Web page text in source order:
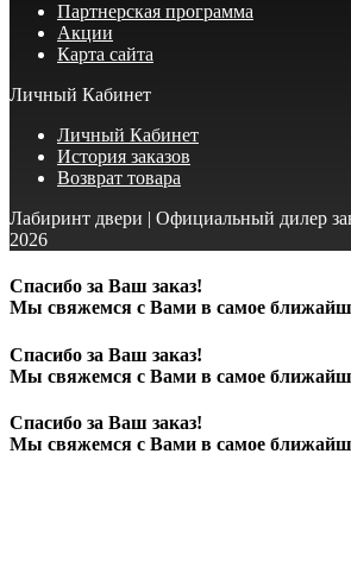
Партнерская программа
Акции
Карта сайта
Личный Кабинет
Личный Кабинет
История заказов
Возврат товара
Лабиринт двери | Официальный дилер
2026
Спасибо за Ваш заказ!
Мы свяжемся с Вами в самое
Спасибо за Ваш заказ!
Мы свяжемся с Вами в самое
Спасибо за Ваш заказ!
Мы свяжемся с Вами в самое